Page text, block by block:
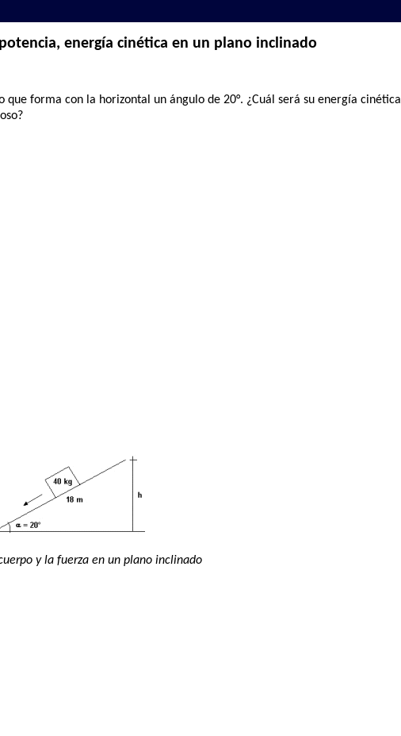
energía cinética en un plano inclinado
forma con la horizontal un ángulo de 20°. ¿Cuál será su energía cinética
y la fuerza en un plano inclinado